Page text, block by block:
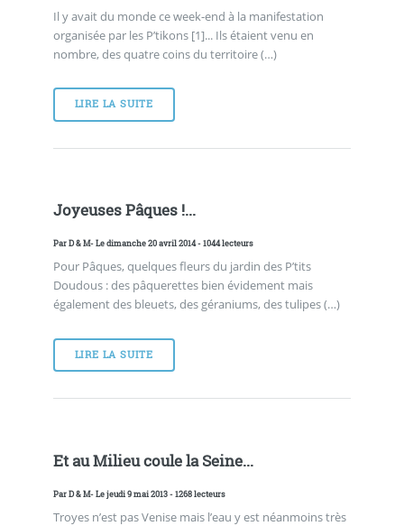
Il y avait du monde ce week-end à la manifestation
organisée par les P’tikons [1]... Ils étaient venu en
nombre, des quatre coins du territoire (…)
LIRE LA SUITE
Joyeuses Pâques !...
ParD & M- Le dimanche 20 avril 2014 - 1044 lecteurs
Pour Pâques, quelques fleurs du jardin des P’tits
Doudous : des pâquerettes bien évidement mais
également des bleuets, des géraniums, des tulipes (…)
LIRE LA SUITE
Et au Milieu coule la Seine...
ParD & M- Le jeudi 9 mai 2013 - 1268 lecteurs
Troyes n’est pas Venise mais l’eau y est néanmoins très